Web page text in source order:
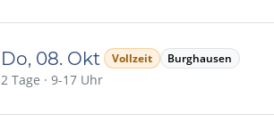
Do, 08. Okt Vollzeit Burghausen
2 Tage · 9-17 Uhr